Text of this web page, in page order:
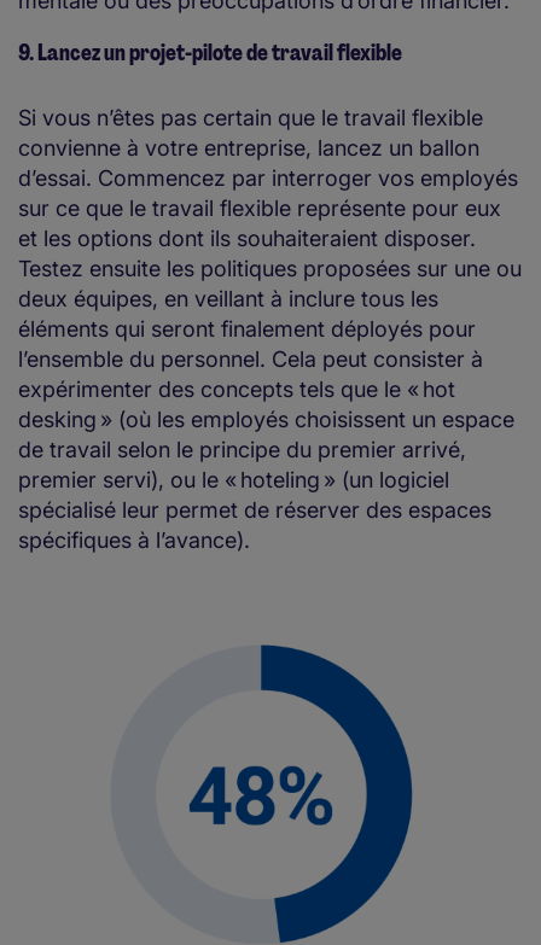
9. Lancez un projet-pilote de travail flexible
Si vous n’êtes pas certain que le travail flexible
convienne à votre entreprise, lancez un ballon
d’essai. Commencez par interroger vos employés
sur ce que le travail flexible représente pour eux
et les options dont ils souhaiteraient disposer.
Testez ensuite les politiques proposées sur une ou
deux équipes, en veillant à inclure tous les
éléments qui seront finalement déployés pour
l’ensemble du personnel. Cela peut consister à
expérimenter des concepts tels que le « hot
desking » (où les employés choisissent un espace
de travail selon le principe du premier arrivé,
premier servi), ou le « hoteling » (un logiciel
spécialisé leur permet de réserver des espaces
spécifiques à l’avance).